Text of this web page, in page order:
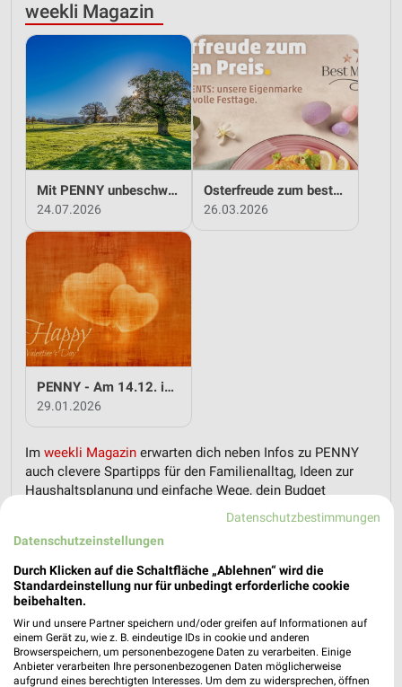
weekli Magazin
Mit PENNY unbeschwert in den Sommer!
24.07.2026
Osterfreude zum besten Preis - mit PENNY!
26.03.2026
PENNY - Am 14.12. ist Valentinstag
29.01.2026
Im weekli Magazin erwarten dich neben Infos zu PENNY
auch clevere Spartipps für den Familienalltag, Ideen zur
Haushaltsplanung und einfache Wege, dein Budget
weekli - Prospekte & Angebote App
Alle PENNY Angebote immer griffbereit – mit der kostenlosen
Datenschutzbestimmungen
Datenschutzeinstellungen
Durch Klicken auf die Schaltfläche „Ablehnen“ wird die
Standardeinstellung nur für unbedingt erforderliche cookie
beibehalten.
Wir und unsere Partner speichern und/oder greifen auf Informationen auf
einem Gerät zu, wie z. B. eindeutige IDs in cookie und anderen
Browserspeichern, um personenbezogene Daten zu verarbeiten. Einige
Anbieter verarbeiten Ihre personenbezogenen Daten möglicherweise
aufgrund eines berechtigten Interesses. Um dem zu widersprechen, öffnen